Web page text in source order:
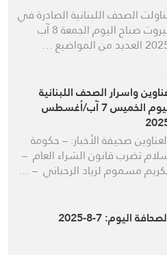
الصحف اللبنانية الصادرة في
بيروت صباح اليوم الجمعة 8 آب
من المواضيع …
واسرار الصحف اللبنانية
ليوم الخميس 7 آب/أغسطس
صحيفة الأخبار: – حكومة
تضرب قانون الشراء العام –
مسموم لزياد الرحباني – …
اليوم: 7-8-2025